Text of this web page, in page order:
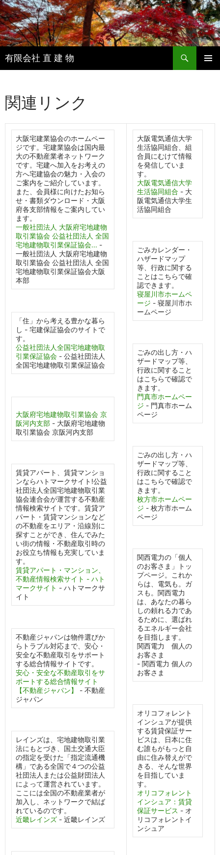
有限会社 直 建 物
ン
ツ
関連リンク
大阪宅建業協会のホームペー
ジです。宅建業協会は国内最
大の不動産業者ネットワーク
です。宅建へ加入をお考えの
方へ宅建協会の魅力・入会の
ご案内をご紹介しています。
また、会員様に向けたお知ら
せ・書類ダウンロード・大阪
府各支部情報をご案内してい
ます。
一般社団法人 大阪府宅地建物
取引業協会 公益社団法人 全国
宅地建物取引業保証協会... -
一般社団法人 大阪府宅地建物
取引業協会 公益社団法人 全国
宅地建物取引業保証協会大阪
本部
「住」から考える豊かな暮ら
し - 宅建保証協会のサイトで
す。
公益社団法人全国宅地建物取
引業保証協会 - 公益社団法人
全国宅地建物取引業保証協会
大阪府宅地建物取引業協会 京
阪河内支部 - 大阪府宅地建物
取引業協会 京阪河内支部
賃貸アパート、賃貸マンショ
ンならハトマークサイト!公益
社団法人全国宅地建物取引業
協会連合会が運営する不動産
情報検索サイトです。賃貸ア
パート・賃貸マンションなど
の不動産をエリア・沿線別に
探すことができ、住んでみた
い街の情報・不動産取引時の
お役立ち情報も充実していま
す。
賃貸アパート・マンション、
不動産情報検索サイト - ハト
マークサイト - ハトマークサ
イト
不動産ジャパンは物件選びか
らトラブル対応まで、安心・
安全な不動産取引をサポート
する総合情報サイトです。
安心・安全な不動産取引をサ
ポートする総合情報サイト
【不動産ジャパン】
- 不動産
ジャパン
レインズは、宅地建物取引業
法にもとづき、国土交通大臣
の指定を受けた「指定流通機
構」である全国で４つの公益
社団法人または公益財団法人
によって運営されています。
ここには全国の不動産業者が
加入し、ネットワークで結ば
れているのです。
近畿レインズ - 近畿レインズ
大阪電気通信大学
生活協同組合、組
合員にむけて情報
を発信していま
す。
大阪電気通信大学
生活協同組合 - 大
阪電気通信大学生
活協同組合
ごみカレンダー・
ハザードマップ
等、行政に関する
ことはこちらで確
認できます。
寝屋川市ホームペ
ージ - 寝屋川市ホ
ームページ
ごみの出し方・ハ
ザードマップ等、
行政に関すること
はこちらで確認で
きます。
門真市ホームペー
ジ - 門真市ホーム
ページ
ごみの出し方・ハ
ザードマップ等、
行政に関すること
はこちらで確認で
きます。
枚方市ホームペー
ジ - 枚方市ホーム
ページ
関西電力の「個人
のお客さま」トッ
プページ。これか
らは、電気も。ガ
スも。関西電力
は、あなたの暮ら
しの頼れる力であ
るために、選ばれ
るエネルギー会社
を目指します。
関西電力 個人の
お客さま
- 関西電力 個人の
お客さま
オリコフォレント
インシュアが提供
する賃貸保証サー
ビスは、日本に住
む誰もがもっと自
由に住み替えがで
きる、そんな世界
を目指していま
す。
オリコフォレント
インシュア：賃貸
保証サービス - オ
リコフォレントイ
ンシュア